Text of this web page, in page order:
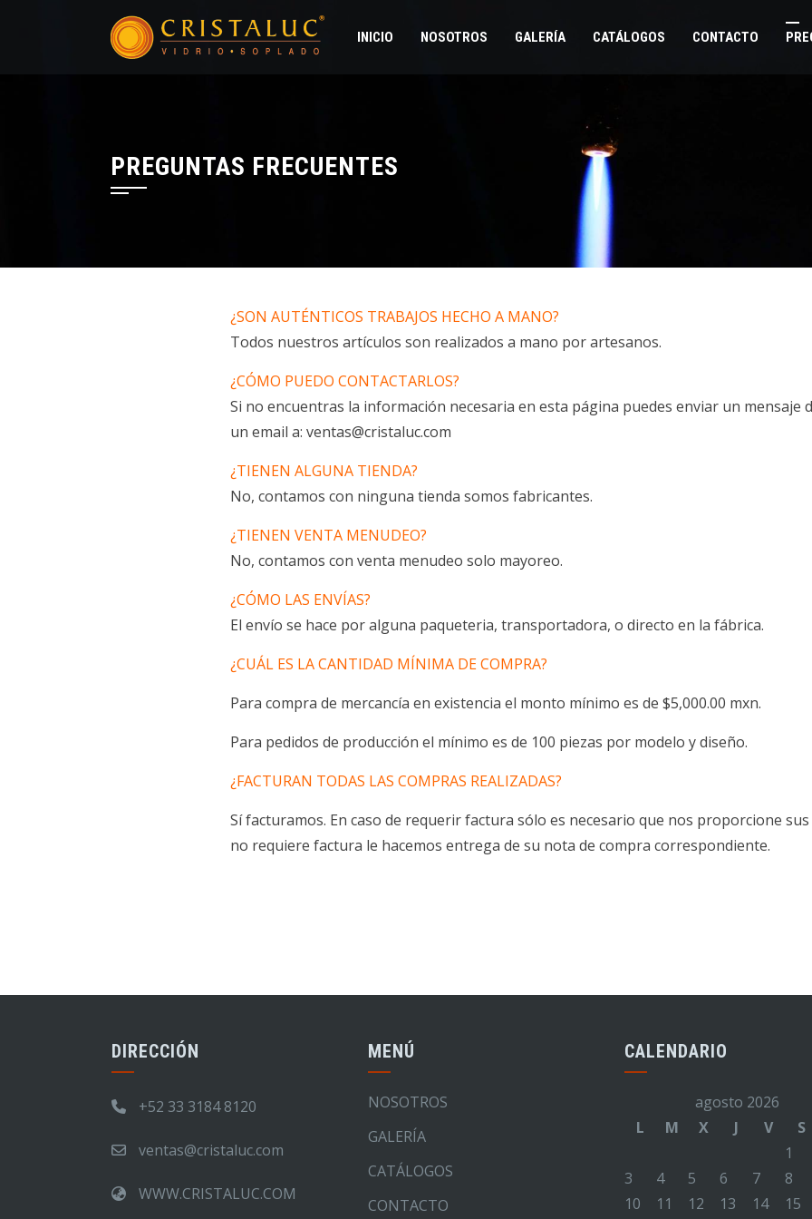
INICIO NOSOTROS GALERÍA CATÁLOGOS CONTACTO
PREGUNTAS FRECUENTES
¿SON AUTÉNTICOS TRABAJOS HECHO A MANO?
Todos nuestros artículos son realizados a mano por artesanos.
¿CÓMO PUEDO CONTACTARLOS?
Si no encuentras la información necesaria en esta página puedes enviar un mensaje
un email a: ventas@cristaluc.com
¿TIENEN ALGUNA TIENDA?
No, contamos con ninguna tienda somos fabricantes.
¿TIENEN VENTA MENUDEO?
No, contamos con venta menudeo solo mayoreo.
¿CÓMO LAS ENVÍAS?
El envío se hace por alguna paqueteria, transportadora, o directo en la fábrica.
¿CUÁL ES LA CANTIDAD MÍNIMA DE COMPRA?
Para compra de mercancía en existencia el monto mínimo es de $5,000.00 mxn.
Para pedidos de producción el mínimo es de 100 piezas por modelo y diseño.
¿FACTURAN TODAS LAS COMPRAS REALIZADAS?
Sí facturamos. En caso de requerir factura sólo es necesario que nos proporcione
no requiere factura le hacemos entrega de su nota de compra correspondiente.
DIRECCIÓN
+52 33 3184 8120
ventas@cristaluc.com
WWW.CRISTALUC.COM
MENÚ
NOSOTROS
GALERÍA
CATÁLOGOS
CONTACTO
CALENDARIO
agosto 2026
L
M X J V S
1
3
4 5 6 7 8
10
11 12 13 14 15